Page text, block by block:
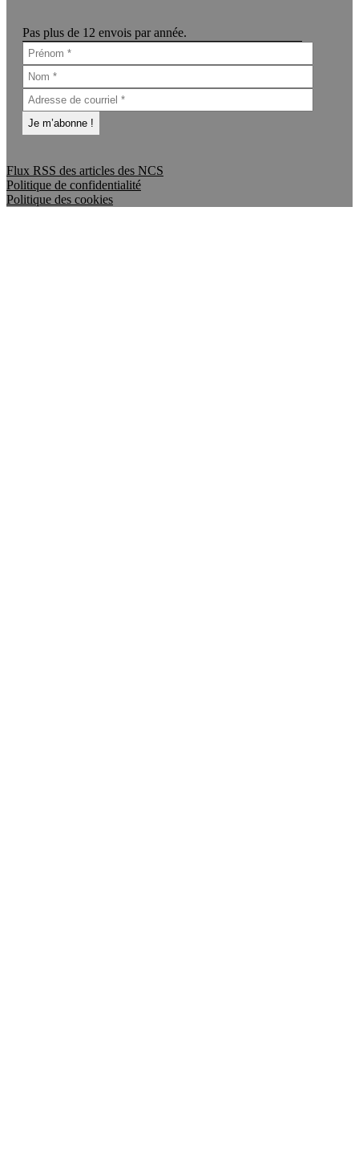
Pas plus de 12 envois par année.
Flux RSS des articles des NCS
Politique de confidentialité
Politique des cookies